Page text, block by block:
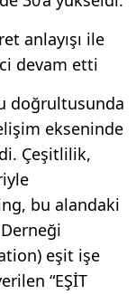
anlayışı ile
devam etti
doğrultusunda
ekseninde
Çeşitlilik,
bu alandaki
eşit işe
“EŞİT